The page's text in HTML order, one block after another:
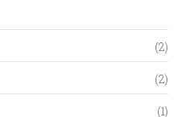
(2)
(2)
(1)